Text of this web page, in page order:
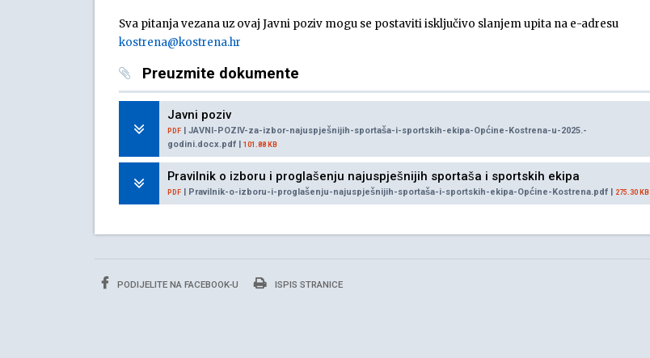
Sva pitanja vezana uz ovaj Javni poziv mogu se postaviti isključivo slanjem upita na e-adresu
kostrena@kostrena.hr
Preuzmite dokumente
Javni poziv
PDF | JAVNI-POZIV-za-izbor-najuspješnijih-sportaša-i-sportskih-ekipa-Općine-Kostrena-u-2025.-
godini.docx.pdf | 101.88 KB
Pravilnik o izboru i proglašenju najuspješnijih sportaša i sportskih ekipa
PDF | Pravilnik-o-izboru-i-proglašenju-najuspješnijih-sportaša-i-sportskih-ekipa-Općine-Kostrena.pdf | 275.30 KB
PODIJELITE NA FACEBOOK-U ISPIS STRANICE